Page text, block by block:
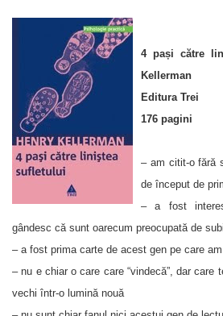
4 pași către
Kellerman
Editura Trei
176 pagini
– am citit-o fără
de început de
– a fost
gândesc că sunt oarecum preocupată de
– a fost prima carte de acest gen pe care
– nu e chiar o care care “vindecă”, dar care
vechi într-o lumină nouă